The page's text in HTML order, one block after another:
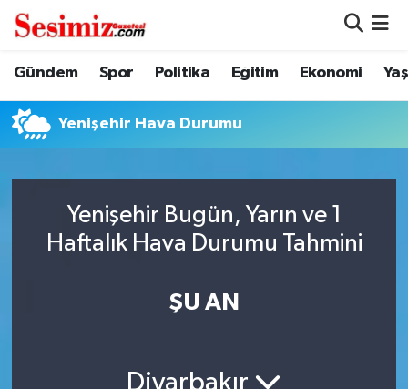
Gündem Spor Politika Eğitim Ekonomi
Yenişehir Hava Durumu
Yenişehir Bugün, Yarın ve 1
Haftalık Hava Durumu Tahmini
ŞU AN
Dünya
Eğitim
Genel
Gündem
Nöbetçi Eczaneler
Hava Durumu
Trafik Durumu
Süper Lig Puan Durumu ve Fikstür